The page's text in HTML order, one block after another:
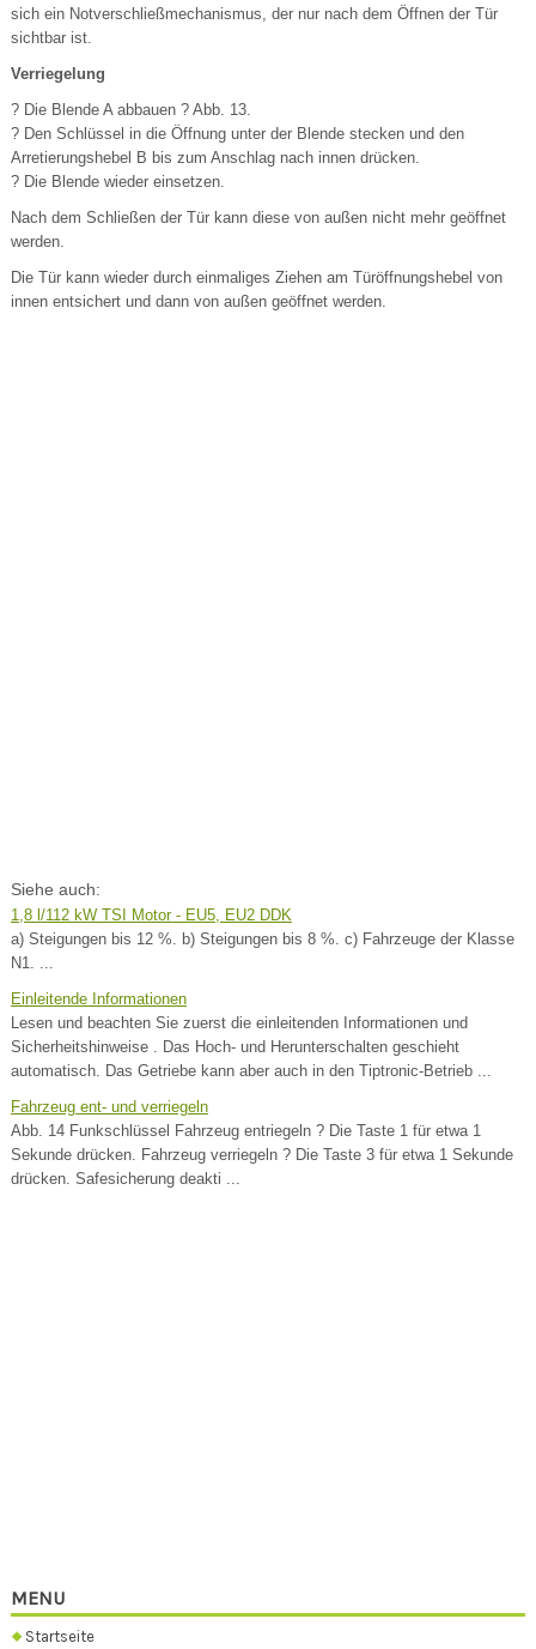
sich ein Notverschließmechanismus, der nur nach dem Öffnen der Tür
sichtbar ist.
Verriegelung
? Die Blende A abbauen ? Abb. 13.
? Den Schlüssel in die Öffnung unter der Blende stecken und den
Arretierungshebel B bis zum Anschlag nach innen drücken.
? Die Blende wieder einsetzen.
Nach dem Schließen der Tür kann diese von außen nicht mehr geöffnet
werden.
Die Tür kann wieder durch einmaliges Ziehen am Türöffnungshebel von
innen entsichert und dann von außen geöffnet werden.
Siehe auch:
1,8 l/112 kW TSI Motor - EU5, EU2 DDK
a) Steigungen bis 12 %. b) Steigungen bis 8 %. c) Fahrzeuge der Klasse
N1. ...
Einleitende Informationen
Lesen und beachten Sie zuerst die einleitenden Informationen und
Sicherheitshinweise . Das Hoch- und Herunterschalten geschieht
automatisch. Das Getriebe kann aber auch in den Tiptronic-Betrieb ...
Fahrzeug ent- und verriegeln
Abb. 14 Funkschlüssel Fahrzeug entriegeln ? Die Taste 1 für etwa 1
Sekunde drücken. Fahrzeug verriegeln ? Die Taste 3 für etwa 1 Sekunde
drücken. Safesicherung deakti ...
MENU
Startseite